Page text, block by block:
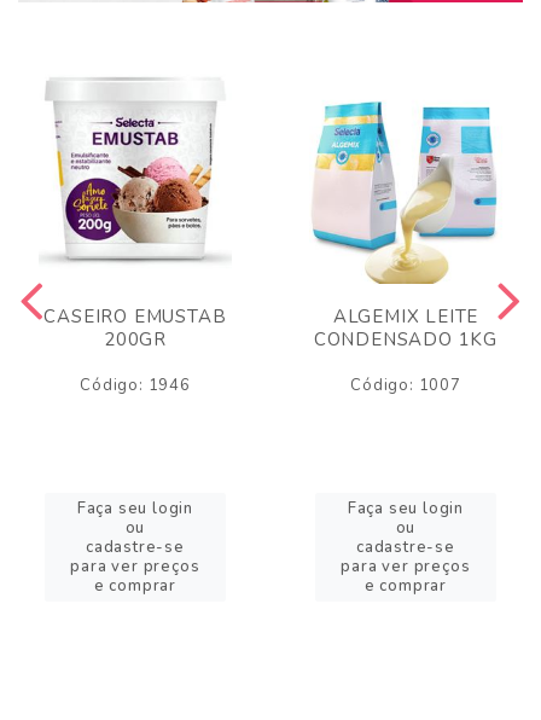
CASEIRO EMUSTAB
200GR
Código: 1946
Faça seu login
ou
cadastre-se
para ver preços
e comprar
ALGEMIX LEITE
CONDENSADO 1KG
Código: 1007
Faça seu login
ou
cadastre-se
para ver preços
e comprar